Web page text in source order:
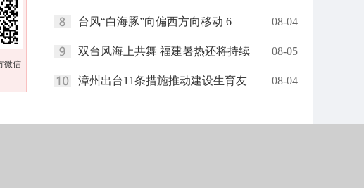
微信
台风“白海豚”向偏西方向移动 6 08-04
双台风海上共舞 福建暑热还将持续 08-05
漳州出台11条措施推动建设生育友 08-04